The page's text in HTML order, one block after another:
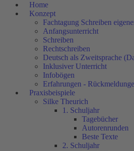
Home
Konzept
Fachtagung Schreiben
Anfangsunterricht
Schreiben
Rechtschreiben
Deutsch als Zweitsprache
Inklusiver Unterricht
Infobögen
Erfahrungen -
Praxisbeispiele
Silke Theurich
1. Schuljahr
Tagebücher
Autorenrunden
Beste Texte
2. Schuljahr